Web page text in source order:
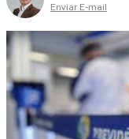
Enviar E-mail